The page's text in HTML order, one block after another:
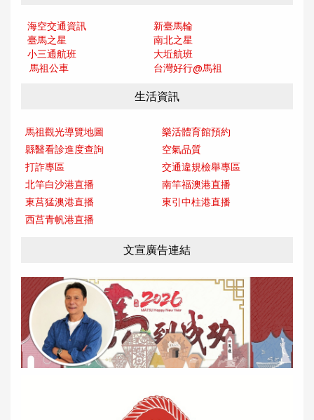
海空交通資訊
新臺馬輪
臺馬之星
南北之星
小三通航班
大坵航班
馬祖公車
台灣好行@馬祖
生活資訊
馬祖觀光導覽地圖
樂活體育館預約
縣醫看診進度查詢
空氣品質
打詐專區
交通違規檢舉專區
北竿白沙港直播
南竿福澳港直播
東莒猛澳港直播
東引中柱港直播
西莒青帆港直播
文宣廣告連結